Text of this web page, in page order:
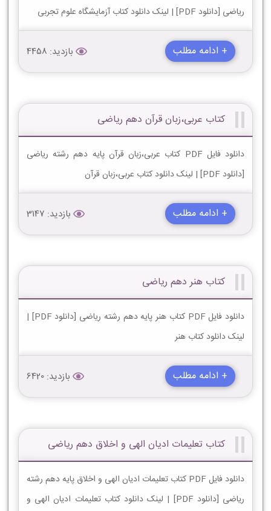
ریاضی [دانلود PDF] | لینک دانلود کتاب آزمایشگاه علوم تجربی
+ ادامه مطلب بازدید: 4458
کتاب عربی،زبان قرآن دهم ریاضی
دانلود فایل PDF کتاب عربی،زبان قرآن پایه دهم رشته ریاضی
[دانلود PDF] | لینک دانلود کتاب عربی،زبان قرآن
+ ادامه مطلب بازدید: 3147
کتاب هنر دهم ریاضی
دانلود فایل PDF کتاب هنر پایه دهم رشته ریاضی [دانلود PDF] |
لینک دانلود کتاب هنر
+ ادامه مطلب بازدید: 6420
کتاب تعلیمات ادیان الهی و اخلاق دهم ریاضی
دانلود فایل PDF کتاب تعلیمات ادیان الهی و اخلاق پایه دهم رشته
ریاضی [دانلود PDF] | لینک دانلود کتاب تعلیمات ادیان الهی و